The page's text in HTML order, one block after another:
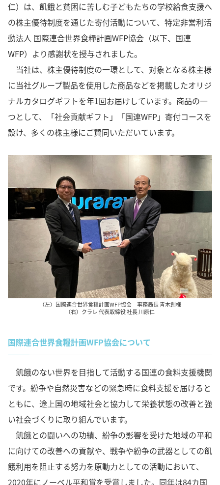
仁）は、飢餓と貧困に苦しむ子どもたちの学校給食支援へ
の株主優待制度を通じた寄付活動について、特定非営利活
動法人 国際連合世界食糧計画WFP協会（以下、国連
WFP）より感謝状を授与されました。
当社は、株主優待制度の一環として、対象となる株主様
に当社グループ製品を使用した商品などを掲載したオリジ
ナルカタログギフトを年1回お届けしています。商品の一
つとして、「社会貢献ギフト」「国連WFP」寄付コースを
設け、多くの株主様にご賛同いただいています。
（左）国際連合世界食糧計画WFP協会 事務局長 青木創様
（右）クラレ 代表取締役 社長 川原仁
国際連合世界食糧計画WFP協会について
飢餓のない世界を目指して活動する国連の食料支援機関
です。紛争や自然災害などの緊急時に食料支援を届けると
ともに、途上国の地域社会と協力して栄養状態の改善と強
い社会づくりに取り組んでいます。
飢餓との闘いへの功績、紛争の影響を受けた地域の平和
に向けての改善への貢献や、戦争や紛争の武器としての飢
餓利用を阻止する努力を原動力としての活動において、
2020年にノーベル平和賞を受賞しました。同年は84カ国